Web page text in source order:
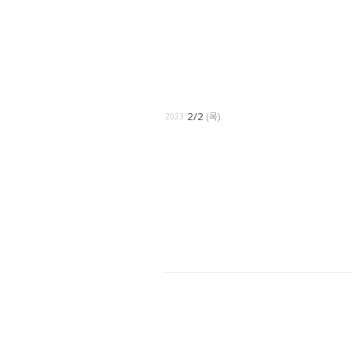
2023 2/2 (목)